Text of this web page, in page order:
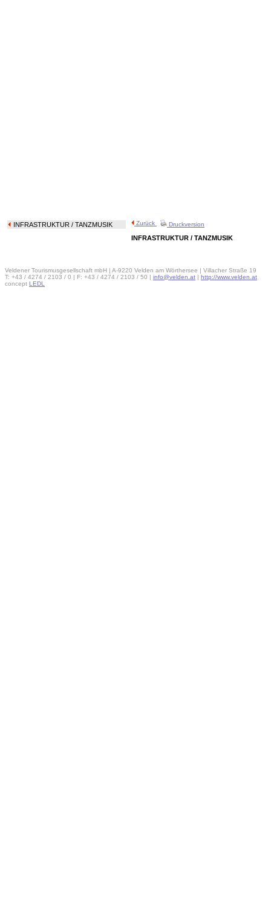
INFRASTRUKTUR / TANZMUSIK Zurück Druckversion
INFRASTRUKTUR / TANZMUSIK
Veldener Tourismusgesellschaft mbH | A-9220 Velden am Wörthersee | Villacher Straße 19
T: +43 / 4274 / 2103 / 0 | F: +43 / 4274 / 2103 / 50 | info@velden.at | http://www.velden.at
concept LEDL